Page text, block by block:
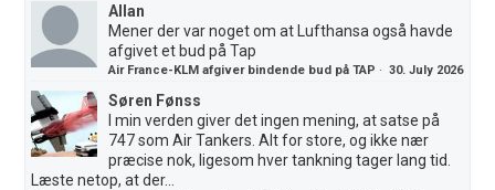
Allan
Mener der var noget om at Lufthansa også havde
afgivet et bud på Tap
Air France-KLM afgiver bindende bud på TAP ·30. July 2026
Søren Fønss
I min verden giver det ingen mening, at satse på
747 som Air Tankers. Alt for store, og ikke nær
præcise nok, ligesom hver tankning tager lang tid.
Læste netop, at der...